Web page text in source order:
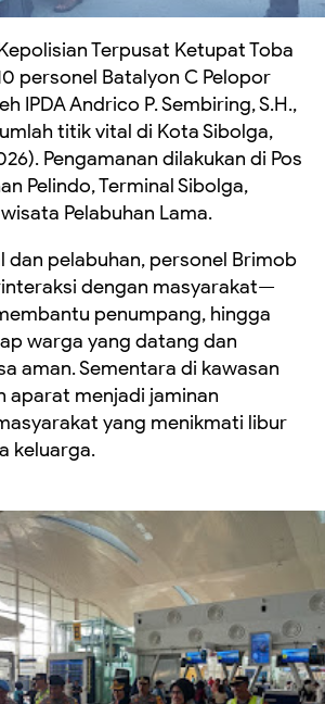
Terpusat Ketupat Toba
personel Batalyon C Pelopor
IPDA Andrico P. Sembiring, S.H.,
titik vital di Kota Sibolga,
Pengamanan dilakukan di Pos
Pelindo, Terminal Sibolga,
Pelabuhan Lama.
dan pelabuhan, personel Brimob
dengan masyarakat—
penumpang, hingga
warga yang datang dan
aman. Sementara di kawasan
aparat menjadi jaminan
yang menikmati libur
keluarga.